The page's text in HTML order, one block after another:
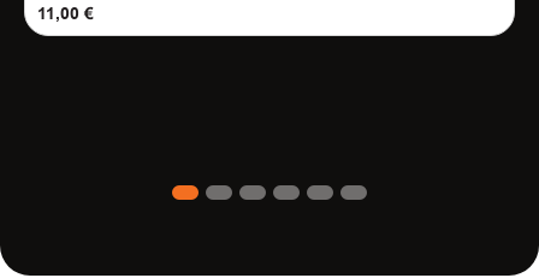
11,00 €
3 4 5 6